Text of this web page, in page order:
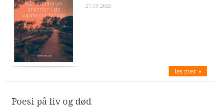
27.03.2025
les mer »
Poesi på liv og død